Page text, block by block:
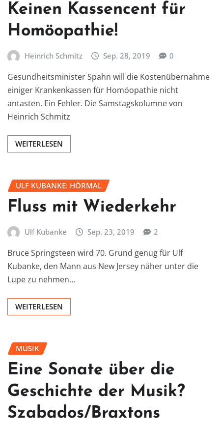
Keinen Kassencent für
Homöopathie!
Heinrich Schmitz Sep. 28, 2019 0
Gesundheitsminister Spahn will die Kostenübernahme
einiger Krankenkassen für Homöopathie nicht
antasten. Ein Fehler. Die Samstagskolumne von
Heinrich Schmitz
WEITERLESEN
ULF KUBANKE: HÖRMAL
Fluss mit Wiederkehr
Ulf Kubanke Sep. 23, 2019 2
Bruce Springsteen wird 70. Grund genug für Ulf
Kubanke, den Mann aus New Jersey näher unter die
Lupe zu nehmen…
WEITERLESEN
MUSIK
Eine Sonate über die
Geschichte der Musik?
Szabados/Braxtons